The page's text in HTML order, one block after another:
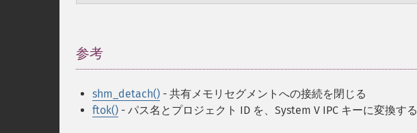
参考
shm_detach() - 共有メモリセグメントへの接続を閉じる
ftok() - パス名とプロジェクト ID を、System V IPC キーに変換する